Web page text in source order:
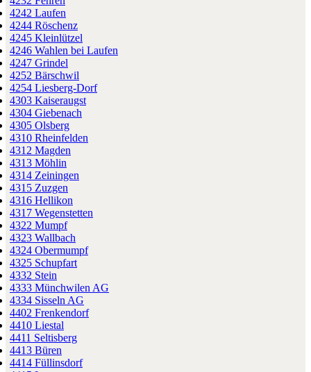
4242 Laufen
4244 Röschenz
4245 Kleinlützel
4246 Wahlen bei Laufen
4247 Grindel
4252 Bärschwil
4254 Liesberg-Dorf
4303 Kaiseraugst
4304 Giebenach
4305 Olsberg
4310 Rheinfelden
4312 Magden
4313 Möhlin
4314 Zeiningen
4315 Zuzgen
4316 Hellikon
4317 Wegenstetten
4322 Mumpf
4323 Wallbach
4324 Obermumpf
4325 Schupfart
4332 Stein
4333 Münchwilen AG
4334 Sisseln AG
4402 Frenkendorf
4410 Liestal
4411 Seltisberg
4413 Büren
4414 Füllinsdorf